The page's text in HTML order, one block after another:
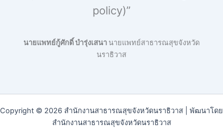
policy)”
นายแพทย์กู้ศักดิ์ บำรุ่งเสนา นายแพทย์สาธารณสุขจังหวัด
นราธิวาส
Copyright © 2026 สำนักงานสาธารณสุขจังหวัดนราธิวาส | พัฒนาโดย
สำนักงานสาธารณสุขจังหวัดนราธิวาส